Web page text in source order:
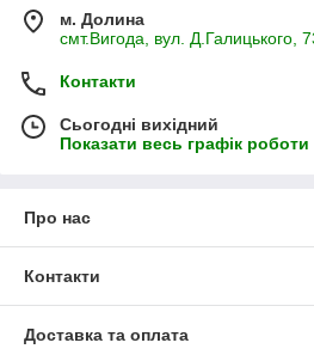
м. Долина
смт.Вигода, вул. Д.Галицького,
Контакти
Сьогодні вихідний
Показати весь графік роботи
Про нас
Контакти
Доставка та оплата